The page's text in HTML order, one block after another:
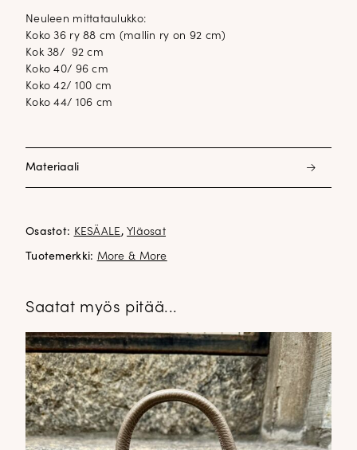
Neuleen mittataulukko:
Koko 36 ry 88 cm (mallin ry on 92 cm)
Kok 38/ 92 cm
Koko 40/ 96 cm
Koko 42/ 100 cm
Koko 44/ 106 cm
Materiaali
Osastot: KESÄALE ,Yläosat
Tuotemerkki: More & More
Saatat myös pitää...